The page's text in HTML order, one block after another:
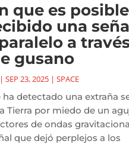
que es posible
una
a
gusano
SEP 23, 2025| SPACE
detectado una extraña
Tierra por miedo de un
de ondas
que dejó perplejos a los